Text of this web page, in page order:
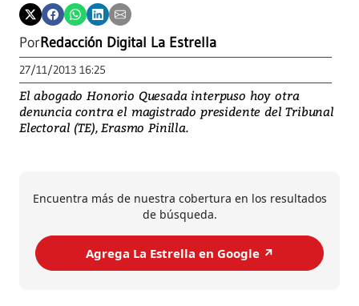
PorRedacción Digital La Estrella
27/11/2013 16:25
El abogado Honorio Quesada interpuso hoy otra
denuncia contra el magistrado presidente del Tribunal
Electoral (TE), Erasmo Pinilla.
Encuentra más de nuestra cobertura en los resultados
de búsqueda.
Agrega La Estrella en Google ↗️